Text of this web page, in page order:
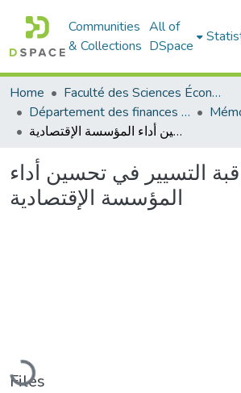
Communities
& Collections
All of
DSpace
Home
Faculté des Sciences Économiques Commerciales et des Sciences de Gestion
Département des finances et de comptabilité
دور مراقبة التسيير في تحسين أداء المؤسسة الإقتصادية
التسيير في تحسين أداء
المؤسسة الإقتصادية
Loading...
Files